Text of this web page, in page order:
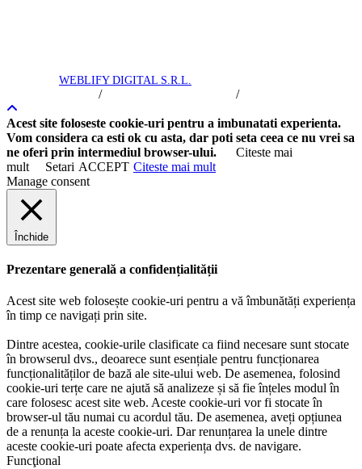
WEBLIFY DIGITAL S.R.L.
/ /
Acest site foloseste cookie-uri pentru a imbunatati experienta.
Vom considera ca esti ok cu asta, dar poti seta ceea ce nu vrei sa
ne oferi prin intermediul browser-ului.
Citeste mai
mult
Setari ACCEPT Citeste mai mult
Manage consent
Închide
Prezentare generală a confidențialității
Acest site web folosește cookie-uri pentru a vă îmbunătăți experiența
în timp ce navigați prin site.
Dintre acestea, cookie-urile clasificate ca fiind necesare sunt stocate
în browserul dvs., deoarece sunt esențiale pentru funcționarea
funcționalităților de bază ale site-ului web. De asemenea, folosind
cookie-uri terțe care ne ajută să analizeze și să fie înțeles modul în
care folosesc acest site web. Aceste cookie-uri vor fi stocate în
browser-ul tău numai cu acordul tău. De asemenea, aveți opțiunea
de a renunța la aceste cookie-uri. Dar renunțarea la unele dintre
aceste cookie-uri poate afecta experiența dvs. de navigare.
Funcţional